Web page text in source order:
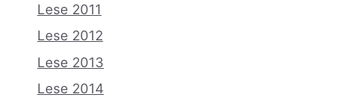
Lese 2011
Lese 2012
Lese 2013
Lese 2014